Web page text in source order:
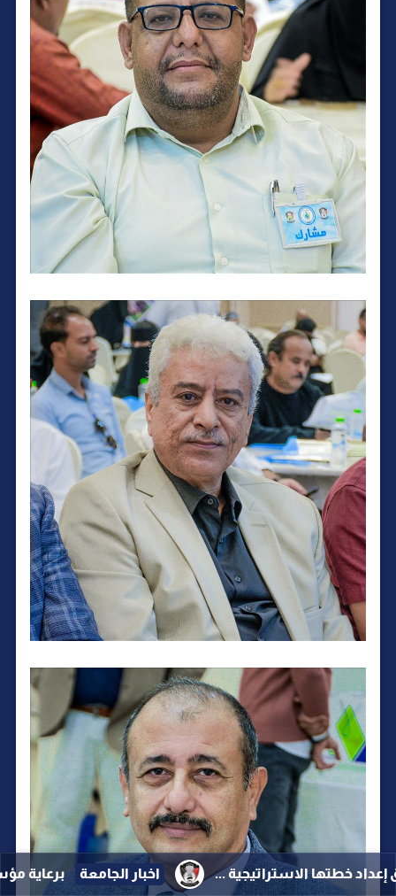
الناصر.. الميسري ولصور يبحثان تنظيم دوري جامعة عدن